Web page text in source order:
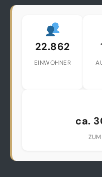
22.862
EINWOHNER
ca.